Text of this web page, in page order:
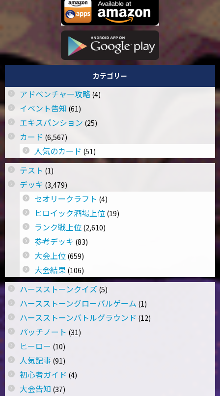
カテゴリー
アドベンチャー攻略 (4)
イベント告知 (61)
エキスパンション (25)
カード (6,567)
人気のカード (51)
テスト (1)
デッキ (3,479)
セオリークラフト (4)
ヒロイック酒場上位 (19)
ランク戦上位 (2,610)
参考デッキ (83)
大会上位 (659)
大会結果 (106)
ハースストーンクイズ (5)
ハースストーングローバルゲーム (1)
ハースストーンバトルグラウンド (12)
パッチノート (31)
ヒーロー (10)
人気記事 (91)
初心者ガイド (4)
大会告知 (37)